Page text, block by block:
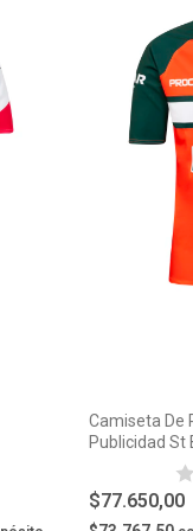
Camiseta De
Publicidad St
$77.650,00